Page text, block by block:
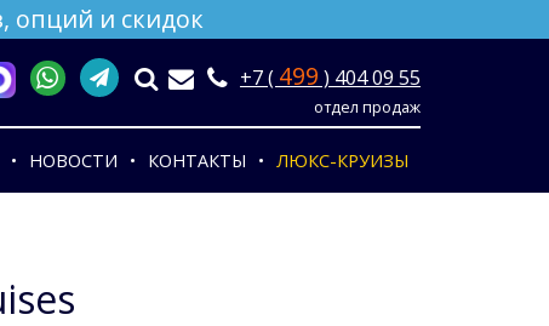
опций и скидок
+7 ( 499 ) 404 09 55
отдел продаж
НОВОСТИ КОНТАКТЫ ЛЮКС-КРУИЗЫ